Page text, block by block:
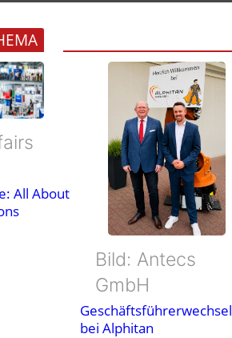
All About
Bild: Antecs
GmbH
Geschäftsführerwechsel
bei Alphitan